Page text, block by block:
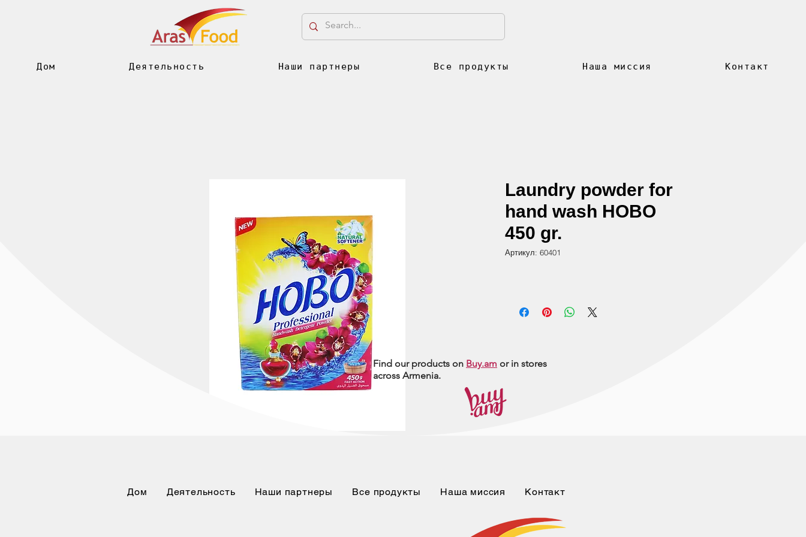
Дом Деятельность Наши партнеры Все продукты Наша миссия Контакт
Laundry powder for
hand wash HOBO
450 gr.
Артикул: 60401
Find our products on Buy.am or in stores
across Armenia.
Дом Деятельность Наши партнеры Все продукты Наша миссия Контакт